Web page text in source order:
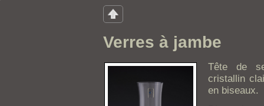
Verres à jambe
Tête de
cristallin
en biseaux.